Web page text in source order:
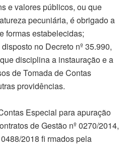
e valores públicos, ou que
pecuniária, é obrigado a
formas estabelecidas;
no Decreto nº 35.990,
disciplina a instauração e a
de Tomada de Contas
providências.
Especial para apuração
de Gestão nº 0270/2014,
2018 fi rmados pela